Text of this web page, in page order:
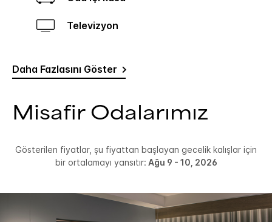
Televizyon
Daha Fazlasını Göster
Misafir Odalarımız
Gösterilen fiyatlar, şu fiyattan başlayan gecelik kalışlar için
bir ortalamayı yansıtır: Ağu 9 - 10, 2026